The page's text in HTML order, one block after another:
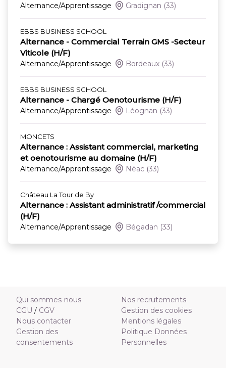
Alternance/Apprentissage Gradignan (33)
EBBS BUSINESS SCHOOL
Alternance - Commercial Terrain GMS -Secteur
Viticole (H/F)
Alternance/Apprentissage Bordeaux (33)
EBBS BUSINESS SCHOOL
Alternance - Chargé Oenotourisme (H/F)
Alternance/Apprentissage Léognan (33)
MONCETS
Alternance : Assistant commercial, marketing
et oenotourisme au domaine (H/F)
Alternance/Apprentissage Néac (33)
Château La Tour de By
Alternance : Assistant administratif /commercial
(H/F)
Alternance/Apprentissage Bégadan (33)
Qui sommes-nous
CGU / CGV
Nous contacter
Gestion des
consentements
Nos recrutements
Gestion des cookies
Mentions légales
Politique Données
Personnelles